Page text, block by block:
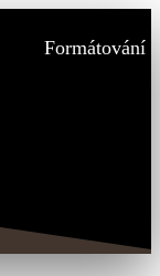
Formátování